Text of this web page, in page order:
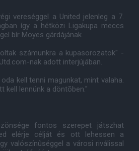
vereséggel a United jelenleg a 7.
így a hétközi Ligakupa meccs
bír Moyes gárdájának.
számunkra a kupasorozatok" -
nak adott interjújában.
kell tenni magunkat, mint valaha.
kell lennünk a döntõben."
fontos szerepet játszhat
elérje célját és ott lehessen a
valószínûséggel a városi riválissal